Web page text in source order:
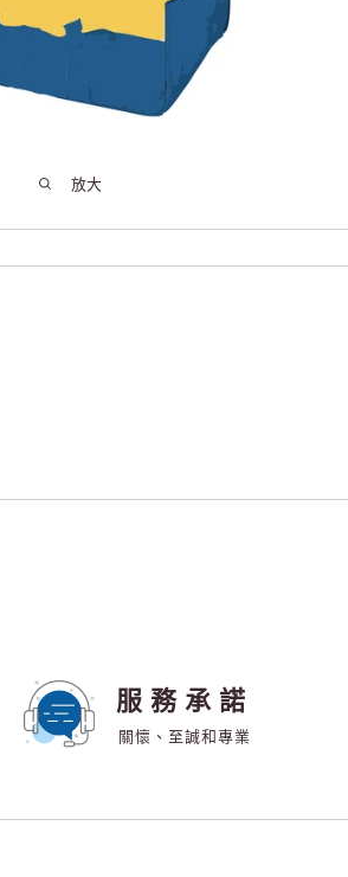
放大
服務承諾
關懷、至誠和專業